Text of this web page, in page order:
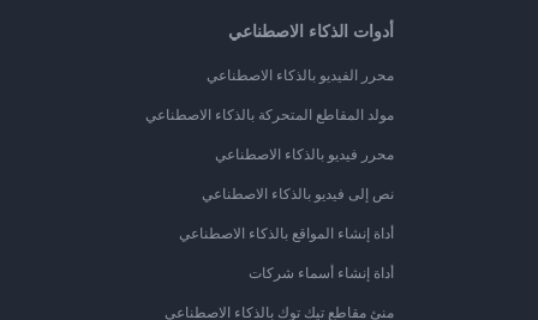
أدوات الذكاء الاصطناعي
محرر الفيديو بالذكاء الاصطناعي
مولد المقاطع المتحركة بالذكاء الاصطناعي
محرر فيديو بالذكاء الاصطناعي
نص إلى فيديو بالذكاء الاصطناعي
أداة إنشاء المواقع بالذكاء الاصطناعي
أداة إنشاء أسماء شركات
منئ مقاطع تيك توك بالذكاء الاصطناعي